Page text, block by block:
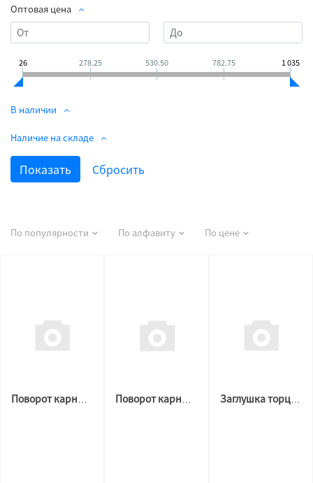
Оптовая цена
26 278.25 530.50 782.75 1 035
В наличии
Наличие на складе
По популярности По алфавиту По цене
Заглушка торцевая для АМ 1 3D ЧЕРНАЯ